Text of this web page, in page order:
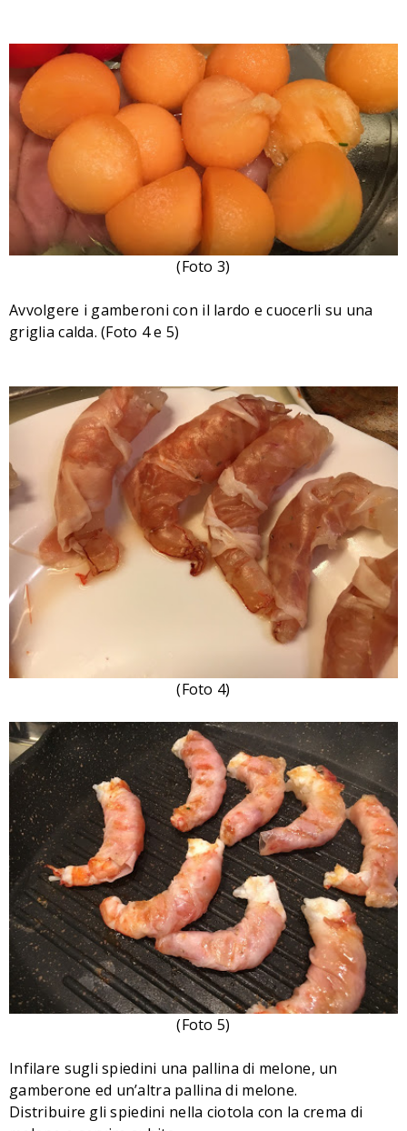
(Foto 3)
Avvolgere i gamberoni con il lardo e cuocerli su una
griglia calda.(Foto 4 e 5)
(Foto 4)
(Foto 5)
Infilare sugli spiedini una pallina di melone, un
gamberone ed un’altra pallina di melone.
Distribuire gli spiedini nella ciotola con la crema di